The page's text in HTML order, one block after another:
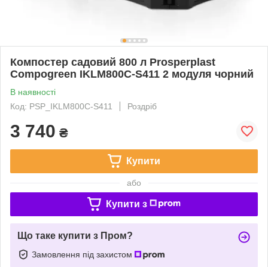
Компостер садовий 800 л Prosperplast
Compogreen IKLM800C-S411 2 модуля чорний
В наявності
Код: PSP_IKLM800C-S411
Роздріб
3 740 ₴
Купити
або
Купити з
Що таке купити з Пром?
Замовлення під захистом